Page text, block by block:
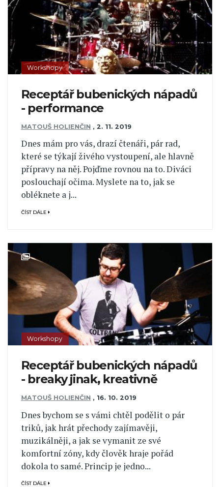
Workshopy
Receptář bubenických nápadů
- performance
MATOUŠ HOLIENČIN , 2. 11. 2019
Dnes mám pro vás, drazí čtenáři, pár rad,
které se týkají živého vystoupení, ale hlavně
přípravy na něj. Pojďme rovnou na to. Diváci
poslouchají očima. Myslete na to, jak se
obléknete a j...
ČÍST DÁLE
Workshopy
Receptář bubenických nápadů
- breaky jinak, kreativně
MATOUŠ HOLIENČIN , 16. 10. 2019
Dnes bychom se s vámi chtěl podělit o pár
triků, jak hrát přechody zajímavěji,
muzikálněji, a jak se vymanit ze své
komfortní zóny, kdy člověk hraje pořád
dokola to samé. Princip je jedno...
ČÍST DÁLE